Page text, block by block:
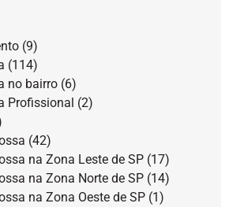
(9)
(114)
no bairro (6)
Profissional (2)
(42)
na Zona Leste de SP (17)
na Zona Norte de SP (14)
na Zona Oeste de SP (1)